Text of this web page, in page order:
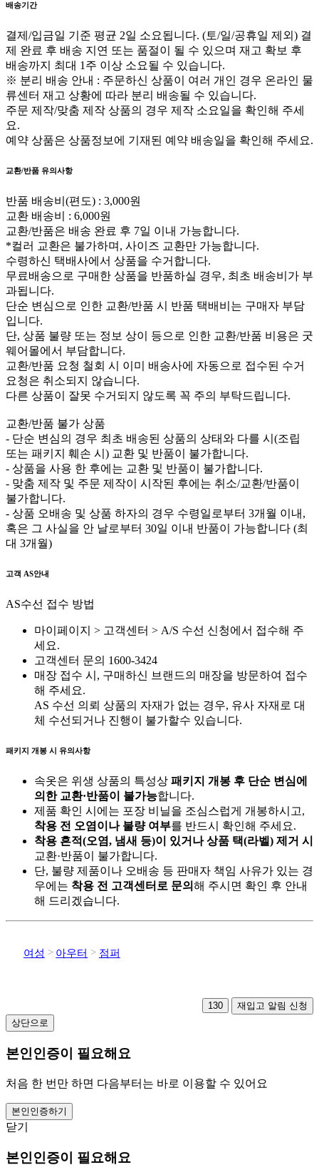
배송기간
결제/입금일 기준 평균 2일 소요됩니다. (토/일/공휴일 제외) 결
제 완료 후 배송 지연 또는 품절이 될 수 있으며 재고 확보 후
배송까지 최대 1주 이상 소요될 수 있습니다.
※ 분리 배송 안내 : 주문하신 상품이 여러 개인 경우 온라인 물
류센터 재고 상황에 따라 분리 배송될 수 있습니다.
주문 제작/맞춤 제작 상품의 경우 제작 소요일을 확인해 주세
요.
예약 상품은 상품정보에 기재된 예약 배송일을 확인해 주세요.
교환/반품 유의사항
반품 배송비(편도) : 3,000원
교환 배송비 : 6,000원
교환/반품은 배송 완료 후 7일 이내 가능합니다.
*컬러 교환은 불가하며, 사이즈 교환만 가능합니다.
수령하신 택배사에서 상품을 수거합니다.
무료배송으로 구매한 상품을 반품하실 경우, 최초 배송비가 부
과됩니다.
단순 변심으로 인한 교환/반품 시 반품 택배비는 구매자 부담
입니다.
단, 상품 불량 또는 정보 상이 등으로 인한 교환/반품 비용은 굿
웨어몰에서 부담합니다.
교환/반품 요청 철회 시 이미 배송사에 자동으로 접수된 수거
요청은 취소되지 않습니다.
다른 상품이 잘못 수거되지 않도록 꼭 주의 부탁드립니다.
교환/반품 불가 상품
- 단순 변심의 경우 최초 배송된 상품의 상태와 다를 시(조립
또는 패키지 훼손 시) 교환 및 반품이 불가합니다.
- 상품을 사용 한 후에는 교환 및 반품이 불가합니다.
- 맞춤 제작 및 주문 제작이 시작된 후에는 취소/교환/반품이
불가합니다.
- 상품 오배송 및 상품 하자의 경우 수령일로부터 3개월 이내,
혹은 그 사실을 안 날로부터 30일 이내 반품이 가능합니다 (최
대 3개월)
고객 AS안내
AS수선 접수 방법
마이페이지 > 고객센터 > A/S 수선 신청에서 접수해 주
세요.
고객센터 문의 1600-3424
매장 접수 시, 구매하신 브랜드의 매장을 방문하여 접수
해 주세요.
AS 수선 의뢰 상품의 자재가 없는 경우, 유사 자재로 대
체 수선되거나 진행이 불가할수 있습니다.
패키지 개봉 시 유의사항
속옷은 위생 상품의 특성상 패키지 개봉 후 단순 변심에
의한 교환·반품이 불가능합니다.
제품 확인 시에는 포장 비닐을 조심스럽게 개봉하시고,
착용 전 오염이나 불량 여부를 반드시 확인해 주세요.
착용 흔적(오염, 냄새 등)이 있거나 상품 택(라벨) 제거 시
교환·반품이 불가합니다.
단, 불량 제품이나 오배송 등 판매자 책임 사유가 있는 경
우에는 착용 전 고객센터로 문의 해 주시면 확인 후 안내
해 드리겠습니다.
여성 아우터 점퍼
130
재입고 알림 신청
상단으로
본인인증이 필요해요
처음 한 번만 하면 다음부터는 바로 이용할 수 있어요
본인인증하기
닫기
본인인증이 필요해요